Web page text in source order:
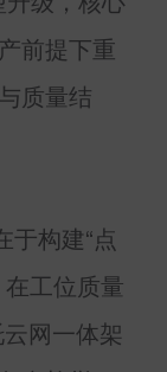
前提下重
质量结
于构建“点
工位质量
网一体架